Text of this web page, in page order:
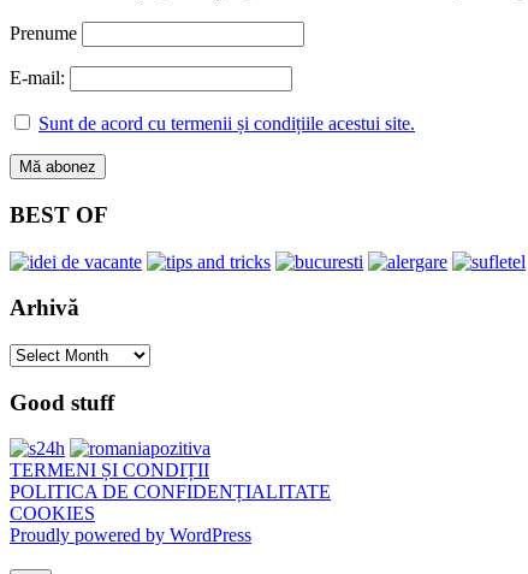
Prenume
E-mail:
Sunt de acord cu termenii și condițiile acestui site.
BEST OF
Arhivă
Arhivă
Good stuff
TERMENI ȘI CONDIȚII
POLITICA DE CONFIDENȚIALITATE
COOKIES
Proudly powered by WordPress